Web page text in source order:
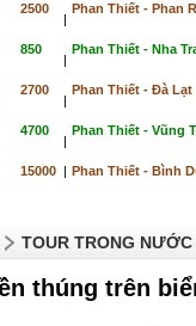
2500
|
Phan Thiết - Phan
850
|
Phan Thiết - Nha
2700
|
Phan Thiết - Đà Lạt
4700
|
Phan Thiết - Vũng
15000 | Phan Thiết - Bình
TOUR TRONG NƯỚC
thúng trên